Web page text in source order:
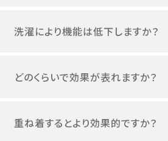
洗濯により機能は低下しますか？
どのくらいで効果が表れますか？
重ね着するとより効果的ですか？